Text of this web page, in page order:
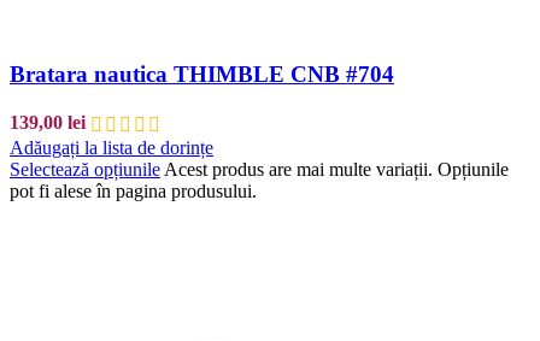
Bratara nautica THIMBLE CNB #704
139,00 lei
Adăugați la lista de dorințe
Selectează opțiunile Acest produs are mai multe variații. Opțiunile
pot fi alese în pagina produsului.